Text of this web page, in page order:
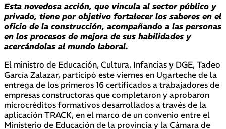
Esta novedosa acción, que vincula al sector público y
privado, tiene por objetivo fortalecer los saberes en el
oficio de la construcción, acompañando a las personas
en los procesos de mejora de sus habilidades y
acercándolas al mundo laboral.
El ministro de Educación, Cultura, Infancias y DGE, Tadeo
García Zalazar, participó este viernes en Ugarteche de la
entrega de los primeros 16 certificados a trabajadores de
empresas constructoras que completaron y aprobaron
microcréditos formativos desarrollados a través de la
aplicación TRACK, en el marco de un convenio entre el
Ministerio de Educación de la provincia y la Cámara de